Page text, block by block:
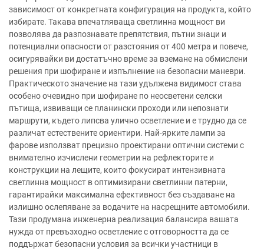
зависимост от конкретната конфигурация на продукта, който
избирате. Такава впечатляваща светлинна мощност ви
позволява да разпознавате препятствия, пътни знаци и
потенциални опасности от разстояния от 400 метра и повече,
осигурявайки ви достатъчно време за вземане на обмислени
решения при шофиране и изпълнение на безопасни маневри.
Практическото значение на тази удължена видимост става
особено очевидно при шофиране по неосветени селски
пътища, извиващи се планински проходи или непознати
маршрути, където липсва улично осветление и е трудно да се
различат естествените ориентири. Най-ярките лампи за
фарове използват прецизно проектирани оптични системи с
внимателно изчислени геометрии на рефлекторите и
конструкции на лещите, които фокусират интензивната
светлинна мощност в оптимизирани светлинни патерни,
гарантирайки максимална ефективност без създаване на
излишно ослепяване за водачите на насрещните автомобили.
Тази продумана инженерна реализация балансира вашата
нужда от превъзходно осветление с отговорността да се
поддържат безопасни условия за всички участници в